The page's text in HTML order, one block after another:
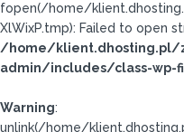
fopen(/home/
XlWixP.tmp): Failed to open
/home/klient.dhosting.pl/
admin/includes/class-wp-
Warning:
unlink(/home/